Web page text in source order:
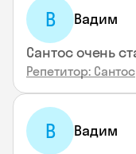
В Вадим
Сантос очень
Репетитор: Сантос
В Вадим